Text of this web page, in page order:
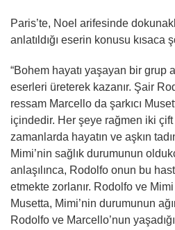
Paris’te, Noel arifesinde
anlatıldığı eserin konusu kısaca
“Bohem hayatı yaşayan bir grup
eserleri üreterek kazanır. Şair
ressam Marcello da şarkıcı
içindedir. Her şeye rağmen iki çift
zamanlarda hayatın ve aşkın
Mimi’nin sağlık durumunun
anlaşılınca, Rodolfo onun bu
etmekte zorlanır. Rodolfo ve Mimi
Musetta, Mimi’nin durumunun
Rodolfo ve Marcello’nun